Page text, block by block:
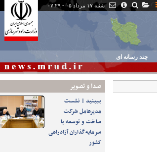
شنبه ۱۷ مرداد ۰۵ - ۰۷:۲۹
چند رسانه ای
صدا و تصوير
ببینید | نشست
مدیرعامل شرکت
ساخت و توسعه با
سرمایه‌گذاران آزادراهی
کشور